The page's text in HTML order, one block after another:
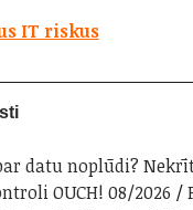
IT riskus
datu noplūdi?
OUCH! 08/2026